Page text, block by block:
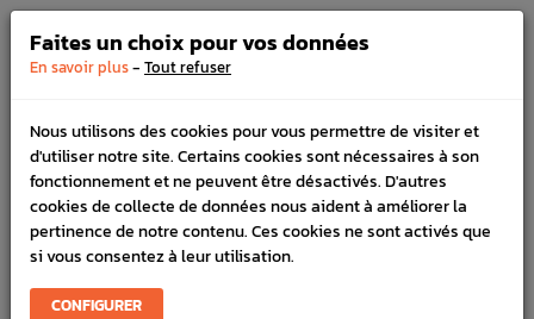
DÉTAILS DU PRODUIT
LIVRAISON
VÉHICULES COMPATIBLE
SCHÉMA CONSTRUCTEUR
Marque : SUBARU
Référence :2439
Faites un choix pour vos données
En savoir plus- Tout refuser
Nous utilisons des cookies pour vous permettre de visiter et
d'utiliser notre site. Certains cookies sont nécessaires à son
fonctionnement et ne peuvent être désactivés. D'autres
cookies de collecte de données nous aident à améliorer la
pertinence de notre contenu. Ces cookies ne sont activés que
si vous consentez à leur utilisation.
CONFIGURER